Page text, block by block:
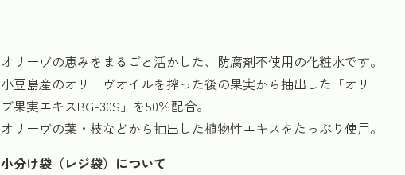
オリーヴの恵みをまるごと活かした、防腐剤不使用の化粧水です。
小豆島産のオリーヴオイルを搾った後の果実から抽出した「オリー
ブ果実エキスBG-30S」を50％配合。
オリーヴの葉・枝などから抽出した植物性エキスをたっぷり使用。
小分け袋（レジ袋）について